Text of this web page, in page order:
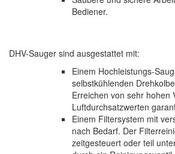
Bediener.
DHV-Sauger sind ausgestattet mit:
Einem Hochleistungs-
selbstkühlenden
Erreichen von sehr hohen
Luftdurchsatzwerten
Einem Filtersystem mit
nach Bedarf. Der
zeitgesteuert oder teil